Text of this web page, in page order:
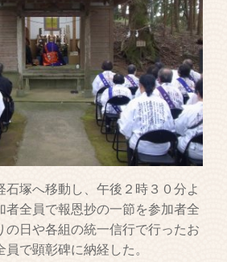
塚へ移動し、午後２時３０分よ
者全員で報恩抄の一節を参加者全
の日や各組の統一信行で行ったお
で顕彰碑に納経した。